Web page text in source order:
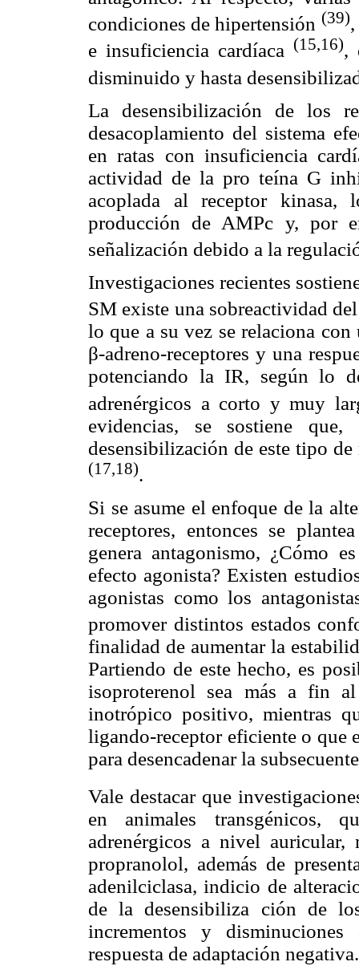
condiciones de hipertensión (39)
e insuficiencia cardíaca (15,16),
disminuido y hasta
La desensibilización de los
desacoplamiento del sistema
en ratas con insuficiencia
actividad de la pro teína G
acoplada al receptor
producción de AMPc y, por
señalización debido a la
Investigaciones recientes
SM existe una sobreactividad
lo que a su vez se relaciona
β-adreno-receptores y una
potenciando la IR, según lo
adrenérgicos a corto y muy
evidencias, se sostiene
desensibilización de este tipo
(17,18).
Si se asume el enfoque de la
receptores, entonces se
genera antagonismo, ¿Cómo
efecto agonista? Existen
agonistas como los
promover distintos estados
finalidad de aumentar la
Partiendo de este hecho, es
isoproterenol sea más a fin
inotrópico positivo, mientras
ligando-receptor eficiente o que
para desencadenar la
Vale destacar que
en animales transgénicos,
adrenérgicos a nivel
propranolol, además de
adenilciclasa, indicio de
de la desensibiliza ción de
incrementos y disminuciones
respuesta de adaptación negativa.